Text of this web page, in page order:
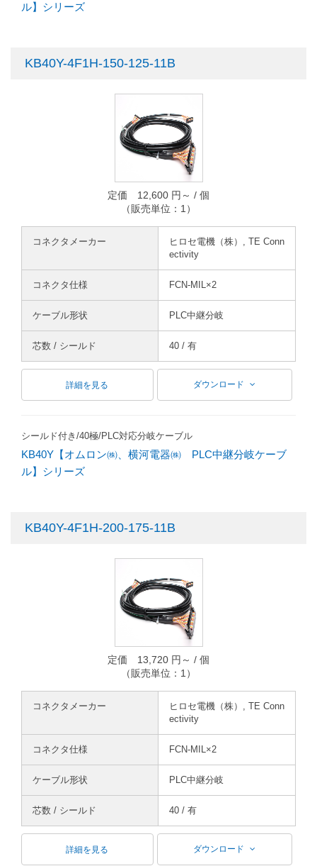
ル】シリーズ
KB40Y-4F1H-150-125-11B
定価 12,600 円～ / 個
（販売単位：1）
コネクタメーカー
ヒロセ電機（株）, TE Conn
ectivity
コネクタ仕様 FCN-MIL×2
ケーブル形状 PLC中継分岐
芯数 / シールド 40 / 有
詳細を見る ダウンロード
シールド付き/40極/PLC対応分岐ケーブル
KB40Y【オムロン㈱、横河電器㈱ PLC中継分岐ケーブ
ル】シリーズ
KB40Y-4F1H-200-175-11B
定価 13,720 円～ / 個
（販売単位：1）
コネクタメーカー
ヒロセ電機（株）, TE Conn
ectivity
コネクタ仕様 FCN-MIL×2
ケーブル形状 PLC中継分岐
芯数 / シールド 40 / 有
詳細を見る ダウンロード